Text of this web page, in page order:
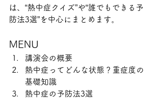
は、“熱中症クイズ”や“誰でもできる予
防法3選”を中心にまとめます。
MENU
講演会の概要
熱中症ってどんな状態？重症度の
基礎知識
熱中症の予防法3選